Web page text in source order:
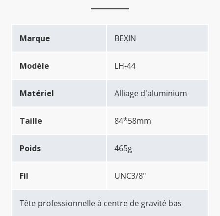
Marque BEXIN
Modèle LH-44
Matériel Alliage d'aluminium
Taille 84*58mm
Poids 465g
Fil UNC3/8"
Tête professionnelle à centre de gravité bas